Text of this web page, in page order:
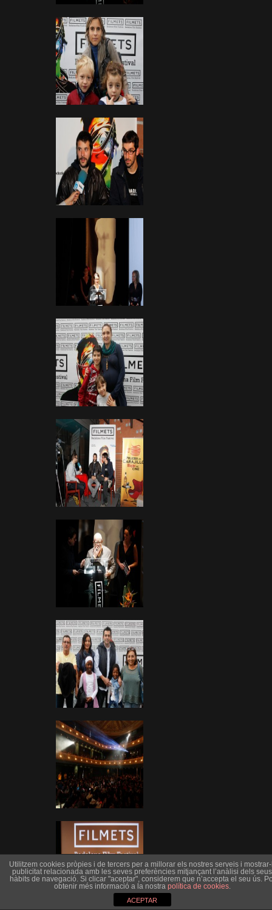
Utilitzem cookies pròpies i de tercers per a millorar els nostres serveis i
publicitat relacionada amb les seves preferències mitjançant l’anàlisi dels seus
hàbits de navegació. Si clicar "aceptar", considerem que n’accepta el seu ús.
obtenir més informació a la nostra política de cookies.
ACEPTAR